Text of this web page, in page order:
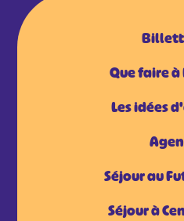
Que faire à
Les idées
Séjour au
Séjour à